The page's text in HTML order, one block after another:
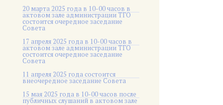
20 марта 2025 года в 10-00 часов в
актовом зале администрации ТГО
состоится очередное заседание
Совета
17 апреля 2025 года в 10-00 часов в
актовом зале администрации ТГО
состоится очередное заседание
Совета
11 апреля 2025 года состоится
внеочередное заседание Совета
15 мая 2025 года в 10-00 часов после
публичных слушаний в актовом зале